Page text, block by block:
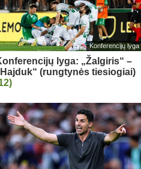
Konferencijų lyga
lyga: „Žalgiris“ –
(rungtynės tiesiogiai)